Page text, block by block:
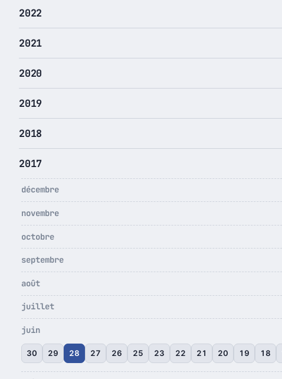
2022
2021
2020
2019
2018
2017
décembre
novembre
octobre
septembre
août
juillet
juin
30 29 28 27 26 25 23 22 21 20 19 18